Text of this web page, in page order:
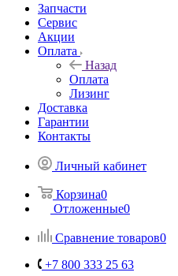
Запчасти
Сервис
Акции
Оплата
Назад
Оплата
Лизинг
Доставка
Гарантии
Контакты
Личный кабинет
Корзина0
Отложенные0
Сравнение товаров0
+7 800 333 25 63